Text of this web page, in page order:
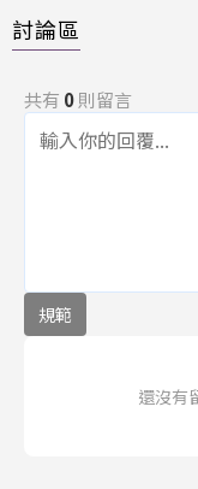
討論區
共有 0則留言
規範
還沒有